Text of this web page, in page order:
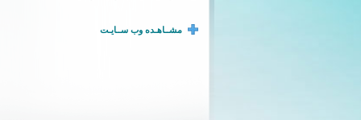
مشــاهـده وب ســایـت